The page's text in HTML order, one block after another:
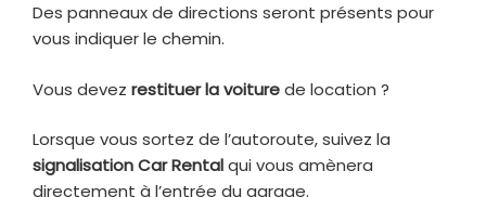
Des panneaux de directions seront présents pour
vous indiquer le chemin.
Vous devez restituer la voiturede location ?
Lorsque vous sortez de l’autoroute, suivez la
signalisation Car Rentalqui vous amènera
directement à l’entrée du garage.